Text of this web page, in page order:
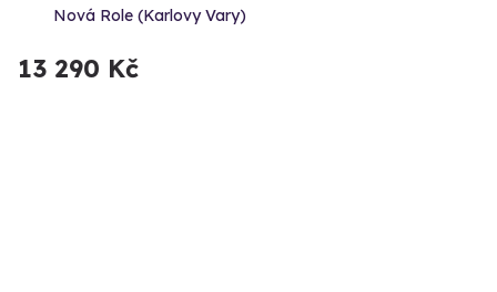
Nová Role (Karlovy Vary)
13 290 Kč